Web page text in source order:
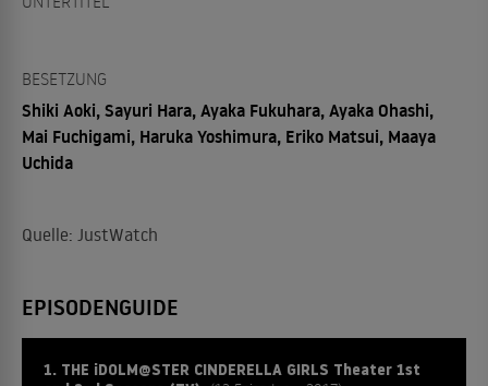
BESETZUNG
Shiki Aoki, Sayuri Hara, Ayaka Fukuhara, Ayaka Ohashi,
Mai Fuchigami, Haruka Yoshimura, Eriko Matsui, Maaya
Uchida
Quelle: JustWatch
EPISODENGUIDE
1. THE iDOLM@STER CINDERELLA GIRLS Theater 1st